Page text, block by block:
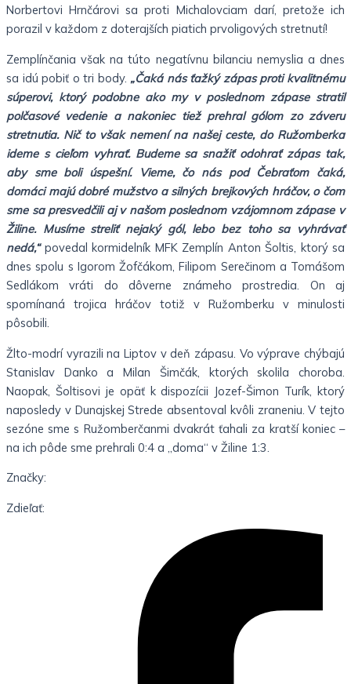
Norbertovi Hrnčárovi sa proti Michalovciam darí, pretože ich
porazil v každom z doterajších piatich prvoligových stretnutí!
Zemplínčania však na túto negatívnu bilanciu nemyslia a dnes
sa idú pobiť o tri body. „Čaká nás ťažký zápas proti kvalitnému
súperovi, ktorý podobne ako my v poslednom zápase stratil
polčasové vedenie a nakoniec tiež prehral gólom zo záveru
stretnutia. Nič to však nemení na našej ceste, do Ružomberka
ideme s cieľom vyhrať. Budeme sa snažiť odohrať zápas tak,
aby sme boli úspešní. Vieme, čo nás pod Čebraťom čaká,
domáci majú dobré mužstvo a silných brejkových hráčov, o čom
sme sa presvedčili aj v našom poslednom vzájomnom zápase v
Žiline. Musíme streliť nejaký gól, lebo bez toho sa vyhrávať
nedá,“povedal kormidelník MFK Zemplín Anton Šoltis, ktorý sa
dnes spolu s Igorom Žofčákom, Filipom Serečinom a Tomášom
Sedlákom vráti do dôverne známeho prostredia. On aj
spomínaná trojica hráčov totiž v Ružomberku v minulosti
pôsobili.
Žlto-modrí vyrazili na Liptov v deň zápasu. Vo výprave chýbajú
Stanislav Danko a Milan Šimčák, ktorých skolila choroba.
Naopak, Šoltisovi je opäť k dispozícii Jozef-Šimon Turík, ktorý
naposledy v Dunajskej Strede absentoval kvôli zraneniu. V tejto
sezóne sme s Ružomberčanmi dvakrát ťahali za kratší koniec –
na ich pôde sme prehrali 0:4 a „doma“ v Žiline 1:3.
Značky:
Zdieľať: